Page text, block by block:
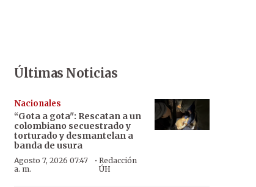
Últimas Noticias
Nacionales
“Gota a gota": Rescatan a un
colombiano secuestrado y
torturado y desmantelan a
banda de usura
Agosto 7, 2026 07:47
a. m.
· Redacción
ÚH